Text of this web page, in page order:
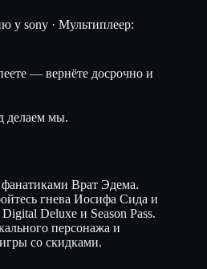
у sony · Мультиплеер:
— вернёте досрочно и
делаем мы.
Врат Эдема.
гнева Иосифа Сида и
Deluxe и Season Pass.
персонажа и
со скидками.